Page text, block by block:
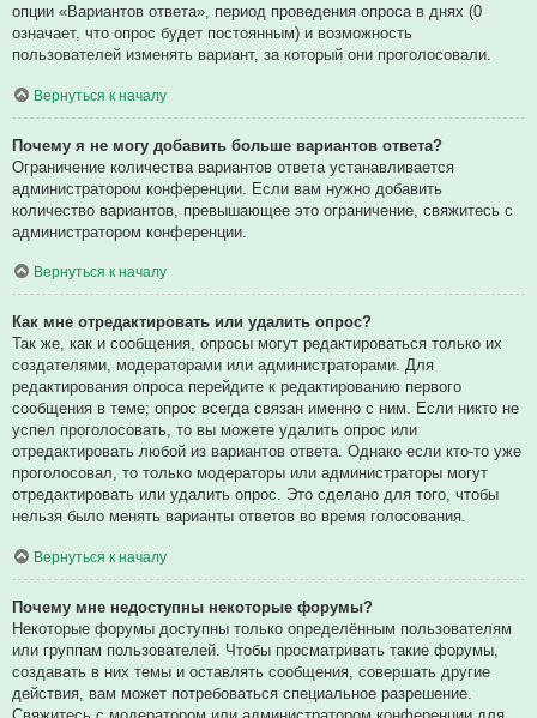
опции «Вариантов ответа», период проведения опроса в днях (0
означает, что опрос будет постоянным) и возможность
пользователей изменять вариант, за который они проголосовали.
Вернуться к началу
Почему я не могу добавить больше вариантов ответа?
Ограничение количества вариантов ответа устанавливается
администратором конференции. Если вам нужно добавить
количество вариантов, превышающее это ограничение, свяжитесь с
администратором конференции.
Вернуться к началу
Как мне отредактировать или удалить опрос?
Так же, как и сообщения, опросы могут редактироваться только их
создателями, модераторами или администраторами. Для
редактирования опроса перейдите к редактированию первого
сообщения в теме; опрос всегда связан именно с ним. Если никто не
успел проголосовать, то вы можете удалить опрос или
отредактировать любой из вариантов ответа. Однако если кто-то уже
проголосовал, то только модераторы или администраторы могут
отредактировать или удалить опрос. Это сделано для того, чтобы
нельзя было менять варианты ответов во время голосования.
Вернуться к началу
Почему мне недоступны некоторые форумы?
Некоторые форумы доступны только определённым пользователям
или группам пользователей. Чтобы просматривать такие форумы,
создавать в них темы и оставлять сообщения, совершать другие
действия, вам может потребоваться специальное разрешение.